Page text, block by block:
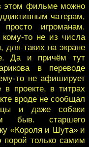
этом фильме можно
чатерам,
игроманам.
то не из числа
таких на экране
Да и причём тут
в переводе
то не афиширует
в проекте, в титрах
вроде не сообщал
и даже собаки
быв. старшего
«Короля и Шута» и
порой только самим